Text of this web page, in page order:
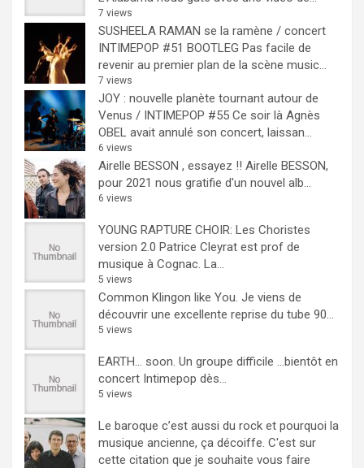
7 views
SUSHEELA RAMAN se la ramène / concert
INTIMEPOP #51 BOOTLEG Pas facile de
revenir au premier plan de la scène music...
7 views
JOY : nouvelle planète tournant autour de
Venus / INTIMEPOP #55 Ce soir là Agnès
OBEL avait annulé son concert, laissan...
6 views
Airelle BESSON , essayez !! Airelle BESSON,
pour 2021 nous gratifie d'un nouvel alb...
6 views
YOUNG RAPTURE CHOIR: Les Choristes
version 2.0 Patrice Cleyrat est prof de
musique à Cognac. La...
5 views
Common Klingon like You. Je viens de
découvrir une excellente reprise du tube 90...
5 views
EARTH… soon. Un groupe difficile ...bientôt en
concert Intimepop dès...
5 views
Le baroque c’est aussi du rock et pourquoi la
musique ancienne, ça décoiffe. C'est sur
cette citation que je souhaite vous faire